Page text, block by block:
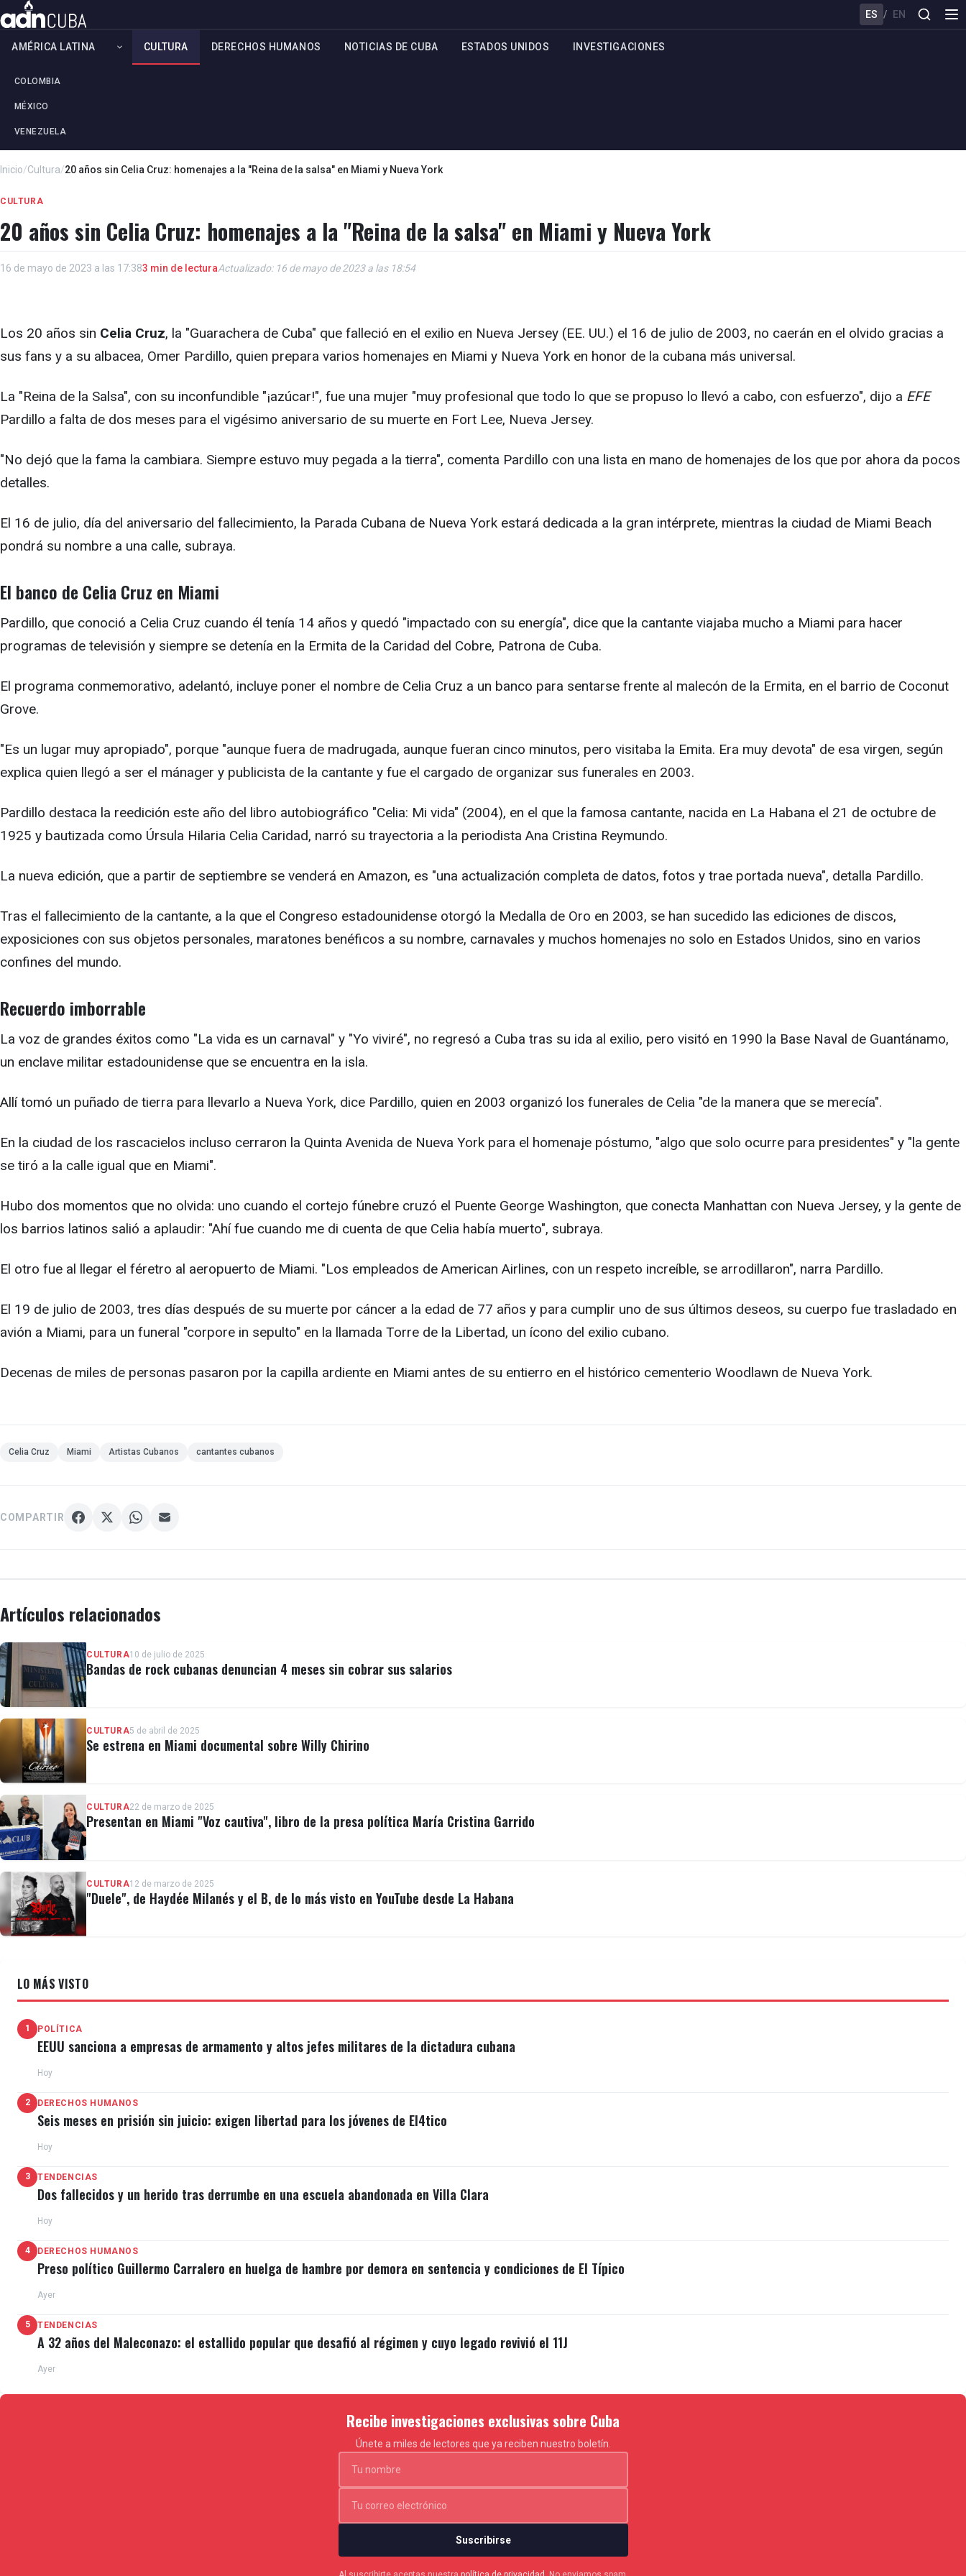
ES / EN
AMÉRICA LATINA
COLOMBIA
MÉXICO
VENEZUELA
CULTURA DERECHOS HUMANOS NOTICIAS DE CUBA ESTADOS UNIDOS INVESTIGACIONES
Inicio/Cultura/20 años sin Celia Cruz: homenajes a la "Reina de la salsa" en Miami y Nueva York
CULTURA
20 años sin Celia Cruz: homenajes a la "Reina de la salsa" en Miami y Nueva York
16 de mayo de 2023 a las 17:383 min de lecturaActualizado: 16 de mayo de 2023 a las 18:54
Los 20 años sin Celia Cruz, la "Guarachera de Cuba" que falleció en el exilio en Nueva Jersey (EE. UU.) el 16 de julio de 2003, no caerán en el olvido gracias a
sus fans y a su albacea, Omer Pardillo, quien prepara varios homenajes en Miami y Nueva York en honor de la cubana más universal.
La "Reina de la Salsa", con su inconfundible "¡azúcar!", fue una mujer "muy profesional que todo lo que se propuso lo llevó a cabo, con esfuerzo", dijo a EFE
Pardillo a falta de dos meses para el vigésimo aniversario de su muerte en Fort Lee, Nueva Jersey.
"No dejó que la fama la cambiara. Siempre estuvo muy pegada a la tierra", comenta Pardillo con una lista en mano de homenajes de los que por ahora da pocos
detalles.
El 16 de julio, día del aniversario del fallecimiento, la Parada Cubana de Nueva York estará dedicada a la gran intérprete, mientras la ciudad de Miami Beach
pondrá su nombre a una calle, subraya.
El banco de Celia Cruz en Miami
Pardillo, que conoció a Celia Cruz cuando él tenía 14 años y quedó "impactado con su energía", dice que la cantante viajaba mucho a Miami para hacer
programas de televisión y siempre se detenía en la Ermita de la Caridad del Cobre, Patrona de Cuba.
El programa conmemorativo, adelantó, incluye poner el nombre de Celia Cruz a un banco para sentarse frente al malecón de la Ermita, en el barrio de Coconut
Grove.
"Es un lugar muy apropiado", porque "aunque fuera de madrugada, aunque fueran cinco minutos, pero visitaba la Emita. Era muy devota" de esa virgen, según
explica quien llegó a ser el mánager y publicista de la cantante y fue el cargado de organizar sus funerales en 2003.
Pardillo destaca la reedición este año del libro autobiográfico "Celia: Mi vida" (2004), en el que la famosa cantante, nacida en La Habana el 21 de octubre de
1925 y bautizada como Úrsula Hilaria Celia Caridad, narró su trayectoria a la periodista Ana Cristina Reymundo.
La nueva edición, que a partir de septiembre se venderá en Amazon, es "una actualización completa de datos, fotos y trae portada nueva", detalla Pardillo.
Tras el fallecimiento de la cantante, a la que el Congreso estadounidense otorgó la Medalla de Oro en 2003, se han sucedido las ediciones de discos,
exposiciones con sus objetos personales, maratones benéficos a su nombre, carnavales y muchos homenajes no solo en Estados Unidos, sino en varios
confines del mundo.
Recuerdo imborrable
La voz de grandes éxitos como "La vida es un carnaval" y "Yo viviré", no regresó a Cuba tras su ida al exilio, pero visitó en 1990 la Base Naval de Guantánamo,
un enclave militar estadounidense que se encuentra en la isla.
Allí tomó un puñado de tierra para llevarlo a Nueva York, dice Pardillo, quien en 2003 organizó los funerales de Celia "de la manera que se merecía".
En la ciudad de los rascacielos incluso cerraron la Quinta Avenida de Nueva York para el homenaje póstumo, "algo que solo ocurre para presidentes" y "la gente
se tiró a la calle igual que en Miami".
Hubo dos momentos que no olvida: uno cuando el cortejo fúnebre cruzó el Puente George Washington, que conecta Manhattan con Nueva Jersey, y la gente de
los barrios latinos salió a aplaudir: "Ahí fue cuando me di cuenta de que Celia había muerto", subraya.
El otro fue al llegar el féretro al aeropuerto de Miami. "Los empleados de American Airlines, con un respeto increíble, se arrodillaron", narra Pardillo.
El 19 de julio de 2003, tres días después de su muerte por cáncer a la edad de 77 años y para cumplir uno de sus últimos deseos, su cuerpo fue trasladado en
avión a Miami, para un funeral "corpore in sepulto" en la llamada Torre de la Libertad, un ícono del exilio cubano.
Decenas de miles de personas pasaron por la capilla ardiente en Miami antes de su entierro en el histórico cementerio Woodlawn de Nueva York.
Celia Cruz Miami Artistas Cubanos cantantes cubanos
COMPARTIR
Artículos relacionados
CULTURA10 de julio de 2025
Bandas de rock cubanas denuncian 4 meses sin cobrar sus salarios
CULTURA5 de abril de 2025
Se estrena en Miami documental sobre Willy Chirino
CULTURA22 de marzo de 2025
Presentan en Miami "Voz cautiva", libro de la presa política María Cristina Garrido
CULTURA12 de marzo de 2025
"Duele", de Haydée Milanés y el B, de lo más visto en YouTube desde La Habana
LO MÁS VISTO
1 POLÍTICA
EEUU sanciona a empresas de armamento y altos jefes militares de la dictadura cubana
Hoy
2 DERECHOS HUMANOS
Seis meses en prisión sin juicio: exigen libertad para los jóvenes de El4tico
Hoy
3 TENDENCIAS
Dos fallecidos y un herido tras derrumbe en una escuela abandonada en Villa Clara
Hoy
4 DERECHOS HUMANOS
Preso político Guillermo Carralero en huelga de hambre por demora en sentencia y condiciones de El Típico
Ayer
5 TENDENCIAS
A 32 años del Maleconazo: el estallido popular que desafió al régimen y cuyo legado revivió el 11J
Ayer
Recibe investigaciones exclusivas sobre Cuba
Únete a miles de lectores que ya reciben nuestro boletín.
Suscribirse